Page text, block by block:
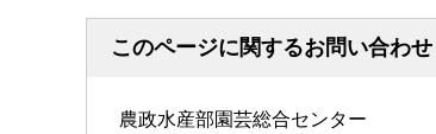
このページに関するお問い合わせ
農政水産部園芸総合センター